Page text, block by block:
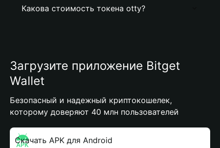
Какова стоимость токена otty?
Загрузите приложение Bitget
Wallet
Безопасный и надежный криптокошелек,
которому доверяют 40 млн пользователей
Скачать APK для Android